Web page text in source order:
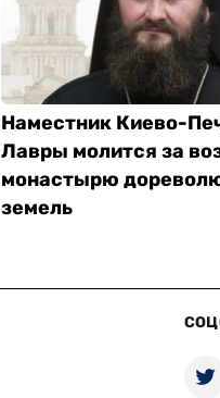
Наместник Киево-
Лавры молится за
монастырю
земель